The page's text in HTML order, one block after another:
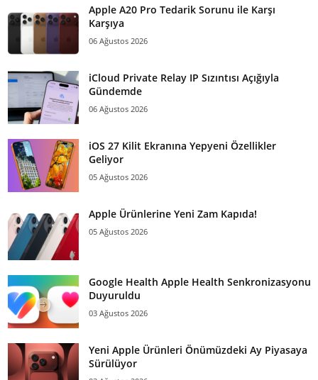
Apple A20 Pro Tedarik Sorunu ile Karşı
Karşıya
06 Ağustos 2026
iCloud Private Relay IP Sızıntısı Açığıyla
Gündemde
06 Ağustos 2026
iOS 27 Kilit Ekranına Yepyeni Özellikler
Geliyor
05 Ağustos 2026
Apple Ürünlerine Yeni Zam Kapıda!
05 Ağustos 2026
Google Health Apple Health Senkronizasyonu
Duyuruldu
03 Ağustos 2026
Yeni Apple Ürünleri Önümüzdeki Ay Piyasaya
Sürülüyor